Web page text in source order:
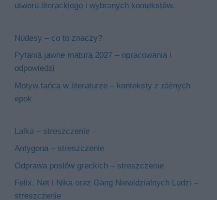
utworu literackiego i wybranych kontekstów.
Nudesy – co to znaczy?
Pytania jawne matura 2027 – opracowania i
odpowiedzi
Motyw tańca w literaturze – konteksty z różnych
epok
Lalka – streszczenie
Antygona – streszczenie
Odprawa posłów greckich – streszczenie
Felix, Net i Nika oraz Gang Niewidzialnych Ludzi –
streszczenie